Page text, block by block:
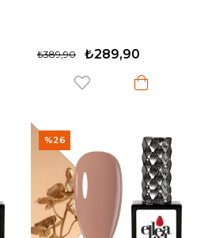
₺289,90
₺389,90
%26